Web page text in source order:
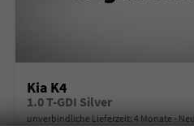
Kia K4
1.0 T-GDI Silver
unverbindliche Lieferzeit: 4 Monate